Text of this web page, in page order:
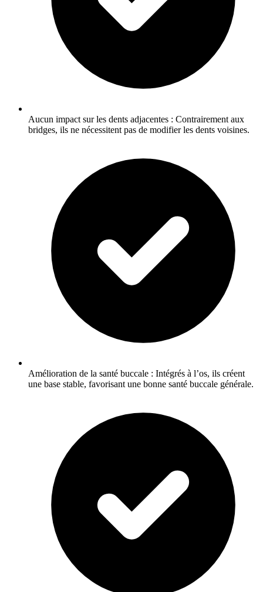
Aucun impact sur les dents adjacentes : Contrairement aux
bridges, ils ne nécessitent pas de modifier les dents voisines.
Amélioration de la santé buccale : Intégrés à l’os, ils créent
une base stable, favorisant une bonne santé buccale générale.